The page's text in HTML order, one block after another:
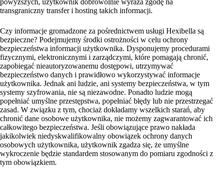
powyższych, użytkownik dobrowolnie wyraża zgodę na
transgraniczny transfer i hosting takich informacji.
Czy informacje gromadzone za pośrednictwem usługi Hexibella są
bezpieczne? Podejmujemy środki ostrożności w celu ochrony
bezpieczeństwa informacji użytkownika. Dysponujemy procedurami
fizycznymi, elektronicznymi i zarządczymi, które pomagają chronić,
zapobiegać nieautoryzowanemu dostępowi, utrzymywać
bezpieczeństwo danych i prawidłowo wykorzystywać informacje
użytkownika. Jednak ani ludzie, ani systemy bezpieczeństwa, w tym
systemy szyfrowania, nie są niezawodne. Ponadto ludzie mogą
popełniać umyślne przestępstwa, popełniać błędy lub nie przestrzegać
zasad. W związku z tym, chociaż dokładamy wszelkich starań, aby
chronić dane osobowe użytkownika, nie możemy zagwarantować ich
całkowitego bezpieczeństwa. Jeśli obowiązujące prawo nakłada
jakikolwiek niedyskwalifikowalny obowiązek ochrony danych
osobowych użytkownika, użytkownik zgadza się, że umyślne
wykroczenie będzie standardem stosowanym do pomiaru zgodności z
tym obowiązkiem.